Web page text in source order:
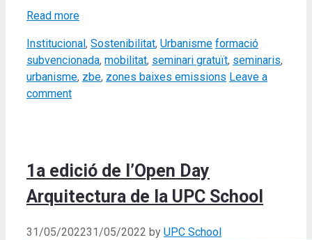
Read more
Categories
Institucional, Sostenibilitat, Urbanisme Tags
formació
subvencionada, mobilitat, seminari gratuït, seminaris,
urbanisme, zbe, zones baixes emissions Leave a
comment
1a edició de l’Open Day
Arquitectura de la UPC School
31/05/202231/05/2022 by UPC School